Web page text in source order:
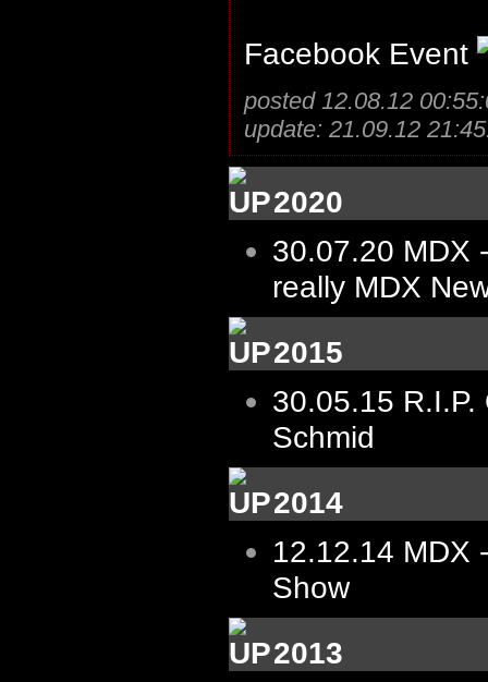
Facebook Event
posted 12.08.12
update: 21.09.12
2020
30.07.20 MDX
really MDX
2015
30.05.15
Schmid
2014
12.12.14 MDX
Show
2013